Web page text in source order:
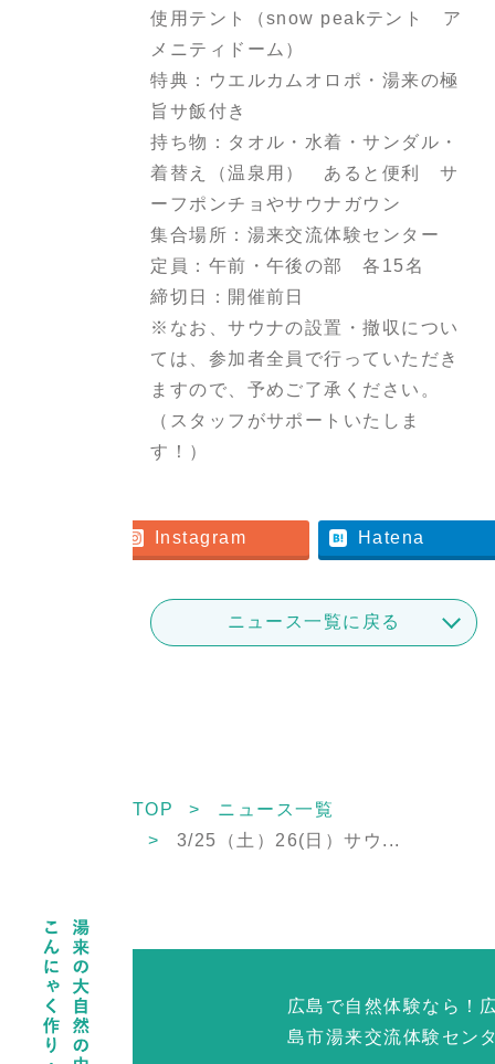
使用テント（snow peakテント ア
メニティドーム）
特典：ウエルカムオロポ・湯来の極
旨サ飯付き
持ち物：タオル・水着・サンダル・
着替え（温泉用） あると便利 サ
ーフポンチョやサウナガウン
集合場所：湯来交流体験センター
定員：午前・午後の部 各15名
締切日：開催前日
※なお、サウナの設置・撤収につい
ては、参加者全員で行っていただき
ますので、予めご了承ください。
（スタッフがサポートいたしま
す！）
Instagram Hatena
ニュース一覧に戻る
TOP
ニュース一覧
3/25（土）26(日）サウ...
広島で自然体験なら！
島市湯来交流体験セン